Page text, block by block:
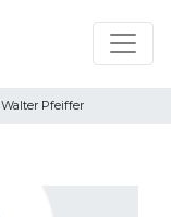
Walter Pfeiffer